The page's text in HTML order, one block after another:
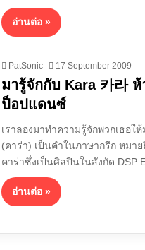
อ่านต่อ »
PatSonic 17 September 2009
มารู้จักกับ Kara 카라
ป็อปแดนซ์
เราลองมาทำความรู้จักพวกเธอใ
(คาร่า) เป็นคำในภาษากรีก หมาย
คาร่าซึ่งเป็นศิลปินในสังกัด DSP
อ่านต่อ »